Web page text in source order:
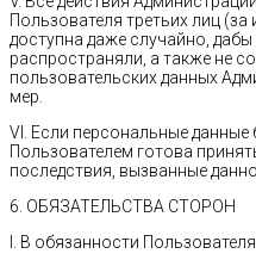
Пользователя третьих лиц
доступна даже случайно,
распространяли, а также не
пользовательских данных
мер.
VI. Если персональные
Пользователем готова
последствия, вызванные
6. ОБЯЗАТЕЛЬСТВА СТОРОН
I. В обязанности